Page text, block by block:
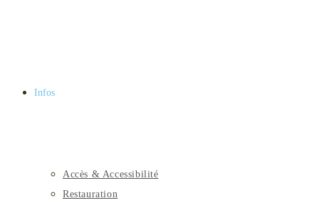
Infos
Accès & Accessibilité
Restauration